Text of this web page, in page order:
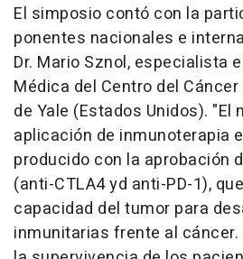
El simposio contó con la
ponentes nacionales e
Dr. Mario Sznol, especialista
Médica del Centro del
de Yale (Estados Unidos). "El
aplicación de inmunoterapia
producido con la aprobación
(anti-CTLA4 yd anti-PD-1),
capacidad del tumor para
inmunitarias frente al